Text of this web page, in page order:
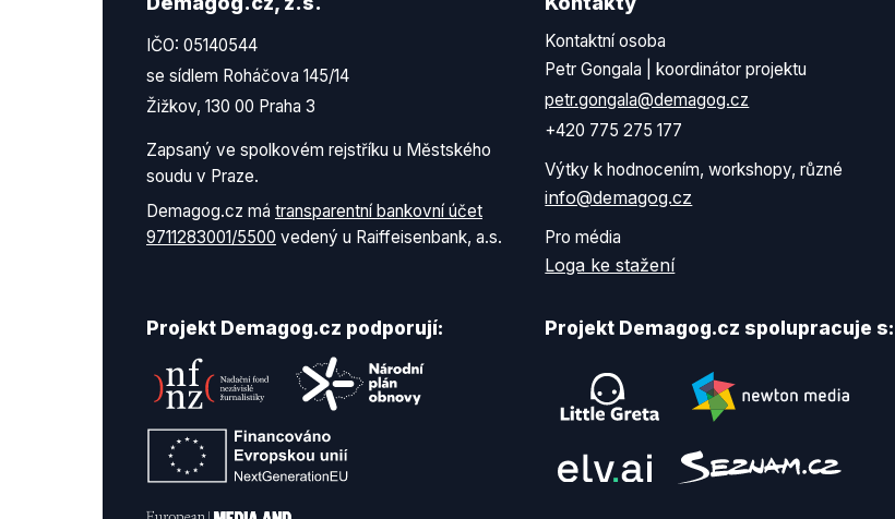
IČO: 05140544
se sídlem Roháčova 145/14
Žižkov, 130 00 Praha 3
Zapsaný ve spolkovém rejstříku u Městského
soudu v Praze.
Demagog.cz má transparentní bankovní účet
9711283001/5500 vedený u Raiffeisenbank, a.s.
Kontaktní osoba
Petr Gongala | koordinátor projektu
petr.gongala@demagog.cz
+420 775 275 177
Výtky k hodnocením, workshopy, různé
info@demagog.cz
Pro média
Loga ke stažení
Projekt Demagog.cz podporují: Projekt Demagog.cz spolupracuje s: